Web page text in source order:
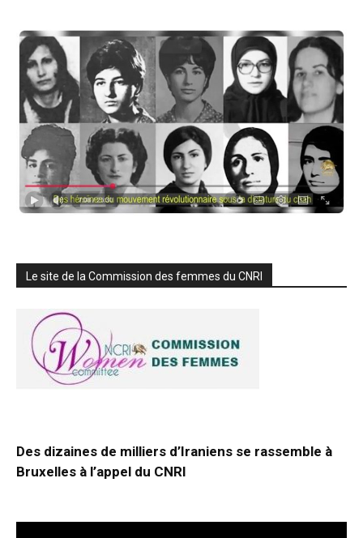
Le site de la Commission des femmes du CNRI
Des dizaines de milliers d’Iraniens se rassemble à
Bruxelles à l’appel du CNRI